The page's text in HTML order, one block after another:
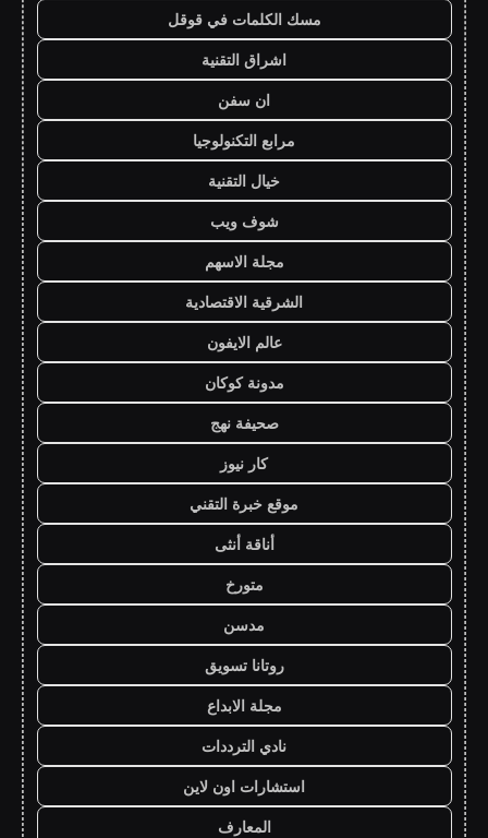
مسك الكلمات في قوقل
اشراق التقنية
ان سفن
مرابع التكنولوجيا
خيال التقنية
شوف ويب
مجلة الاسهم
الشرقية الاقتصادية
عالم الايفون
مدونة كوكان
صحيفة نهج
كار نيوز
موقع خبرة التقني
أناقة أنثى
متورخ
مدسن
روتانا تسويق
مجلة الابداع
نادي الترددات
استشارات اون لاين
المعارف